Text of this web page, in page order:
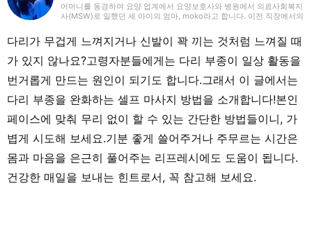
어머니를 동경하여 요양 업계에서 요양보호사와 병원에서 의료사회복지
사(MSW)로 일했던 세 아이의 엄마, moko라고 합니다. 이전 직장에서의
니다.
다리가 무겁게 느껴지거나 신발이 꽉 끼는 것처럼 느껴질 때
가 있지 않나요?고령자분들에게는 다리 부종이 일상 활동을
번거롭게 만드는 원인이 되기도 합니다.그래서 이 글에서는
다리 부종을 완화하는 셀프 마사지 방법을 소개합니다!본인
페이스에 맞춰 무리 없이 할 수 있는 간단한 방법들이니, 가
볍게 시도해 보세요.기분 좋게 쓸어주거나 주무르는 시간은
몸과 마음을 은근히 풀어주는 리프레시에도 도움이 됩니다.
건강한 매일을 보내는 힌트로서, 꼭 참고해 보세요.